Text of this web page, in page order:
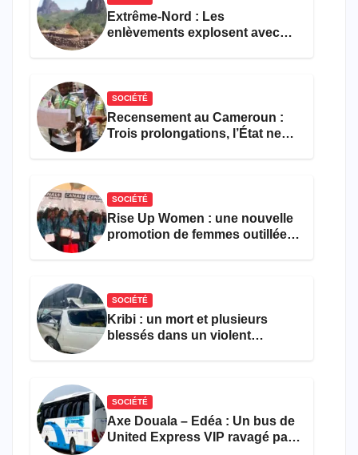
Extrême-Nord : Les
enlèvements explosent avec
SOCIÉTÉ
Recensement au Cameroun :
Trois prolongations, l’État ne
SOCIÉTÉ
Rise Up Women : une nouvelle
promotion de femmes outillées
SOCIÉTÉ
Kribi : un mort et plusieurs
blessés dans un violent
SOCIÉTÉ
Axe Douala – Edéa : Un bus de
United Express VIP ravagé par